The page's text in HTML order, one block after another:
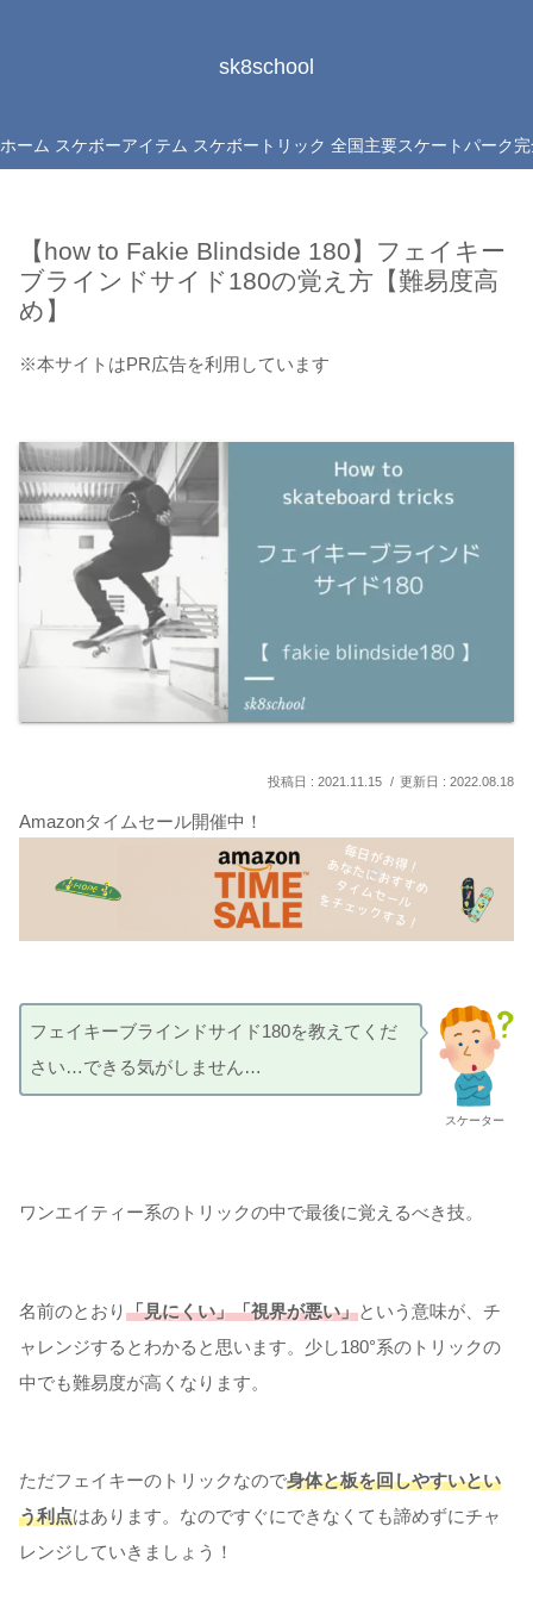
sk8school
ホーム スケボーアイテム スケボートリック 全国主要スケートパーク
【how to Fakie Blindside 180】フェイキー
ブラインドサイド180の覚え方【難易度高
め】
※本サイトはPR広告を利用しています
2021.11.15 2022.08.18
Amazonタイムセール開催中！
スケーター
フェイキーブラインドサイド180を教えてくだ
さい…できる気がしません…
ワンエイティー系のトリックの中で最後に覚えるべき技。
名前のとおり「見にくい」「視界が悪い」という意味が、チ
ャレンジするとわかると思います。少し180°系のトリックの
中でも難易度が高くなります。
ただフェイキーのトリックなので身体と板を回しやすいとい
う利点はあります。なのですぐにできなくても諦めずにチャ
レンジしていきましょう！